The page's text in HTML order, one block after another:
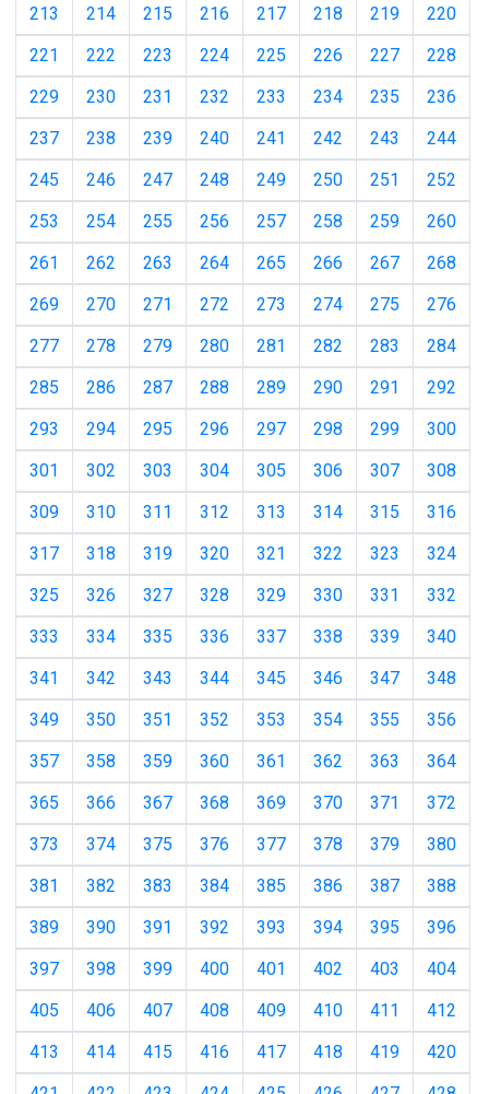
213
214 215 216 217 218 219
220
221
222 223 224 225 226 227
228
229
230 231 232 233 234 235
236
237
238 239 240 241 242 243
244
245
246 247 248 249 250 251
252
253
254 255 256 257 258 259
260
261
262 263 264 265 266 267
268
269
270 271 272 273 274 275
276
277
278 279 280 281 282 283
284
285
286 287 288 289 290 291
292
293
294 295 296 297 298 299
300
301
302 303 304 305 306 307
308
309
310 311 312 313 314 315
316
317
318 319 320 321 322 323
324
325
326 327 328 329 330 331
332
333
334 335 336 337 338 339
340
341
342 343 344 345 346 347
348
349
350 351 352 353 354 355
356
357
358 359 360 361 362 363
364
365
366 367 368 369 370 371
372
373
374 375 376 377 378 379
380
381
382 383 384 385 386 387
388
389
390 391 392 393 394 395
396
397
398 399 400 401 402 403
404
405
406 407 408 409 410 411
412
413
414 415 416 417 418 419
420